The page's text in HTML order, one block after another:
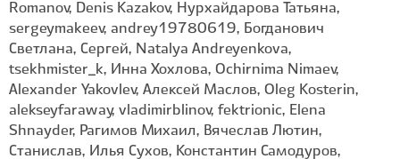
Romanov, Denis Kazakov, Нурхайдарова Татьяна,
sergeymakeev, andrey19780619, Богданович
Светлана, Сергей, Natalya Andreyenkova,
tsekhmister_k, Инна Хохлова, Ochirnima Nimaev,
Alexander Yakovlev, Алексей Маслов, Oleg Kosterin,
alekseyfaraway, vladimirblinov, fektrionic, Elena
Shnayder, Рагимов Михаил, Вячеслав Лютин,
Станислав, Илья Сухов, Константин Самодуров,